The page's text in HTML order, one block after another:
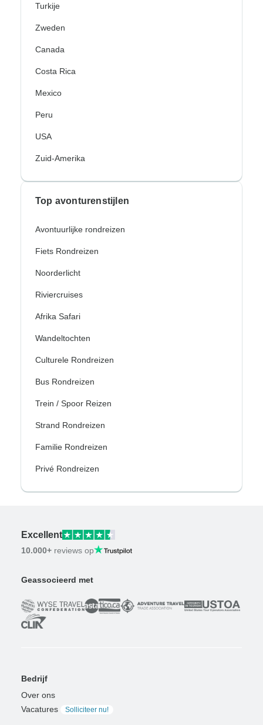
Turkije
Zweden
Canada
Costa Rica
Mexico
Peru
USA
Zuid-Amerika
Top avonturenstijlen
Avontuurlijke rondreizen
Fiets Rondreizen
Noorderlicht
Riviercruises
Afrika Safari
Wandeltochten
Culturele Rondreizen
Bus Rondreizen
Trein / Spoor Reizen
Strand Rondreizen
Familie Rondreizen
Privé Rondreizen
Excellent
10.000+ reviews op
Geassocieerd met
Bedrijf
Over ons
Vacatures
Solliciteer nu!